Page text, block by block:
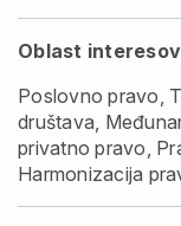
Oblast
Poslovno pravo,
društava,
privatno pravo,
Harmonizacija